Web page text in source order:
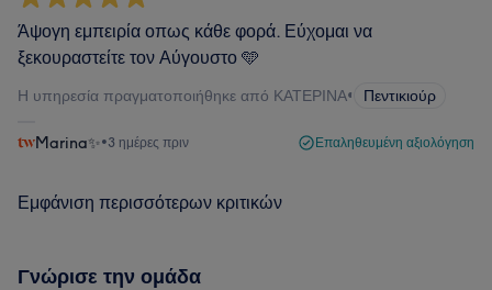
Άψογη εμπειρία οπως κάθε φορά. Εύχομαι να
ξεκουραστείτε τον Αύγουστο 🩵
Η υπηρεσία πραγματοποιήθηκε από ΚΑΤΕΡΙΝΑ• Πεντικιούρ
Marina✨•3 ημέρες πριν Επαληθευμένη αξιολόγηση
Εμφάνιση περισσότερων κριτικών
Γνώρισε την ομάδα